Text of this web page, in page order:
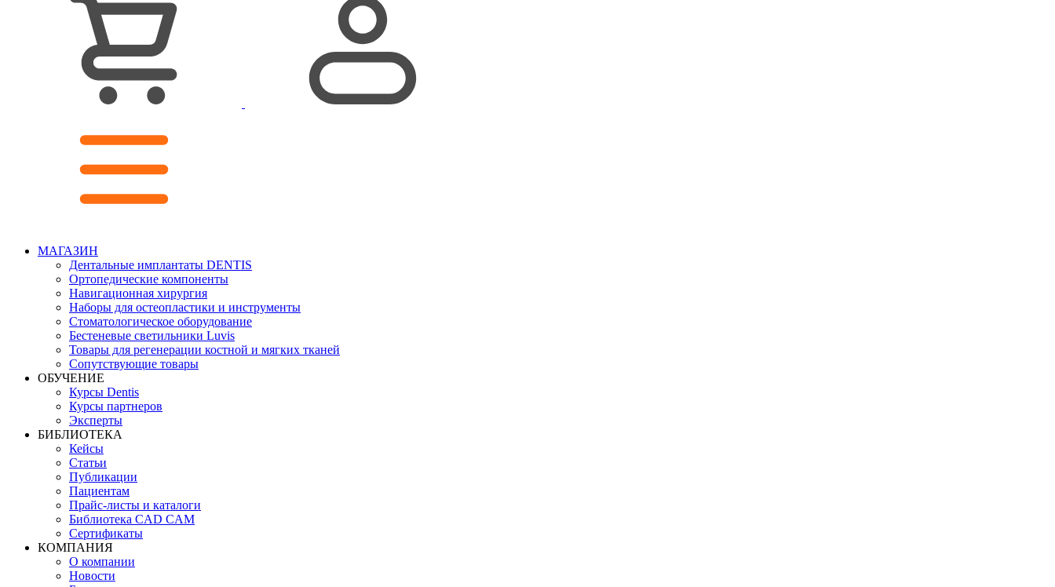
МАГАЗИН
Дентальные имплантаты DENTIS
Ортопедические компоненты
Навигационная хирургия
Наборы для остеопластики и инструменты
Стоматологическое оборудование
Бестеневые светильники Luvis
Товары для регенерации костной и мягких тканей
Сопутствующие товары
ОБУЧЕНИЕ
Курсы Dentis
Курсы партнеров
Эксперты
БИБЛИОТЕКА
Кейсы
Статьи
Публикации
Пациентам
Прайс-листы и каталоги
Библиотека CAD CAM
Сертификаты
КОМПАНИЯ
О компании
Новости